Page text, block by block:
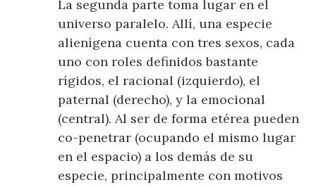
La segunda parte toma lugar en el
universo paralelo. Allí, una especie
alienígena cuenta con tres sexos, cada
uno con roles definidos bastante
rígidos, el racional (izquierdo), el
paternal (derecho), y la emocional
(central). Al ser de forma etérea pueden
co-penetrar (ocupando el mismo lugar
en el espacio) a los demás de su
especie, principalmente con motivos